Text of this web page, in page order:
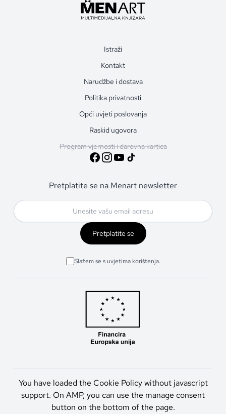
Istraži
Kontakt
Narudžbe i dostava
Politika privatnosti
Opći uvjeti poslovanja
Raskid ugovora
Program vjernosti i darovna kartica
Pretplatite se na Menart newsletter
Pretplatite se
Slažem se s uvjetima korištenja.
You have loaded the Cookie Policy without javascript
support. On AMP, you can use the manage consent
button on the bottom of the page.